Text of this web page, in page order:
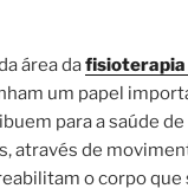
área dafisioterapia
um papel
para a saúde
através de
o corpo